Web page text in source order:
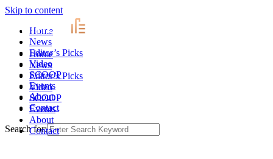
Skip to content
Home
News
Editor’s Picks
Video
SCOOP
Events
About
Contact
Home
News
Editor’s Picks
Video
SCOOP
Events
About
Contact
Search for: